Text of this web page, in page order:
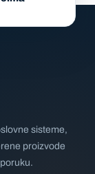
sisteme,
proizvode